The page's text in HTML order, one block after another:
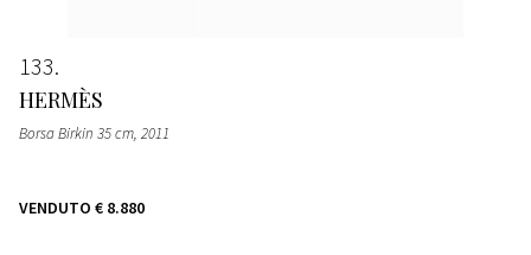
133
HERMÈS
Borsa Birkin 35 cm, 2011
VENDUTO € 8.880